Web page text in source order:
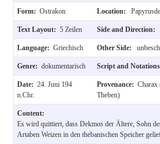
Form: Ostrakon Location:
Text Layout: 5 Zeilen Side and Direction:
Language: Griechisch Other Side:
Genre: dokumentarisch Script and
Date: 24. Juni 194
n.Chr.
Provenance: Charax
Theben)
Content:
Es wird quittiert, dass Dekmos der Ältere, Sohn
Artaben Weizen in den thebanischen Speicher